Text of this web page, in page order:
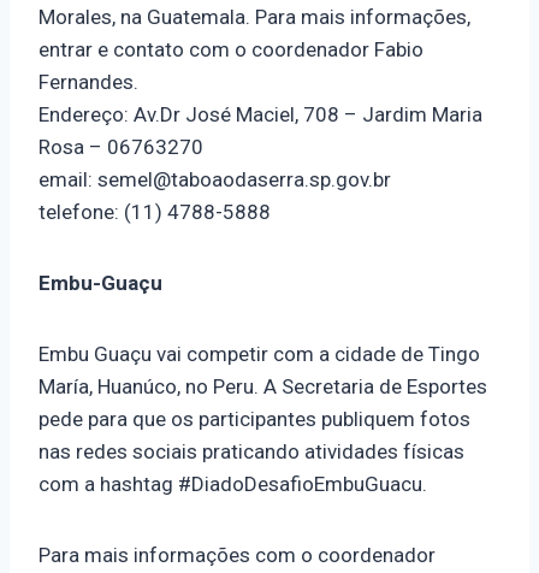
Morales, na Guatemala. Para mais informações,
entrar e contato com o coordenador Fabio
Fernandes.
Endereço: Av.Dr José Maciel, 708 – Jardim Maria
Rosa – 06763270
email: semel@taboaodaserra.sp.gov.br
telefone: (11) 4788-5888
Embu-Guaçu
Embu Guaçu vai competir com a cidade de Tingo
María, Huanúco, no Peru. A Secretaria de Esportes
pede para que os participantes publiquem fotos
nas redes sociais praticando atividades físicas
com a hashtag #DiadoDesafioEmbuGuacu.
Para mais informações com o coordenador